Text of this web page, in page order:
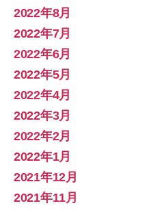
2022年8月
2022年7月
2022年6月
2022年5月
2022年4月
2022年3月
2022年2月
2022年1月
2021年12月
2021年11月